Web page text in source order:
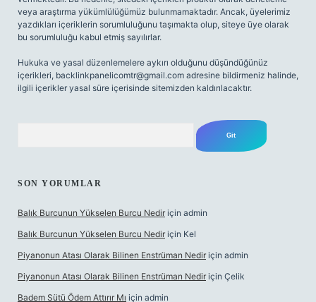
veya araştırma yükümlülüğümüz bulunmamaktadır. Ancak, üyelerimiz
yazdıkları içeriklerin sorumluluğunu taşımakta olup, siteye üye olarak
bu sorumluluğu kabul etmiş sayılırlar.
Hukuka ve yasal düzenlemelere aykırı olduğunu düşündüğünüz
içerikleri, backlinkpanelicomtr@gmail.com adresine bildirmeniz halinde,
ilgili içerikler yasal süre içerisinde sitemizden kaldırılacaktır.
SON YORUMLAR
Balık Burcunun Yükselen Burcu Nedir için admin
Balık Burcunun Yükselen Burcu Nedir için Kel
Piyanonun Atası Olarak Bilinen Enstrüman Nedir için admin
Piyanonun Atası Olarak Bilinen Enstrüman Nedir için Çelik
Badem Sütü Ödem Attırır Mı için admin